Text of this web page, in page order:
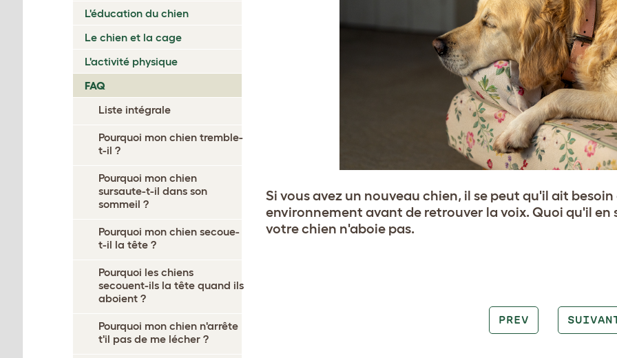
L'éducation du chien
Le chien et la cage
L'activité physique
FAQ
Liste intégrale
Pourquoi mon chien tremble-
t-il ?
Pourquoi mon chien
sursaute-t-il dans son
sommeil ?
Pourquoi mon chien secoue-
t-il la tête ?
Pourquoi les chiens
secouent-ils la tête quand ils
aboient ?
Pourquoi mon chien n'arrête
t'il pas de me lécher ?
Si vous avez un nouveau chien, il se peut qu'il ait
environnement avant de retrouver la voix. Quoi qu'il en
votre chien n'aboie pas.
PREV